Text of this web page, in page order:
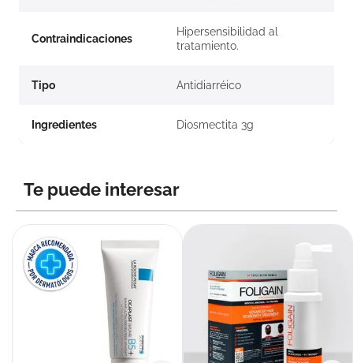
Contraindicaciones
Hipersensibilidad al
tratamiento.
Tipo Antidiarréico
Ingredientes Diosmectita 3g
Te puede interesar